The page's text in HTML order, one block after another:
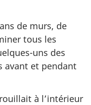
de murs, de
tous les
uns des
avant et pendant
à l’intérieur